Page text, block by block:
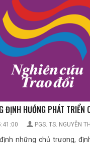
ĐỊNH HƯỚNG PHÁT TRIỂN
PGS. TS. NGUYỄN
những chủ trương,